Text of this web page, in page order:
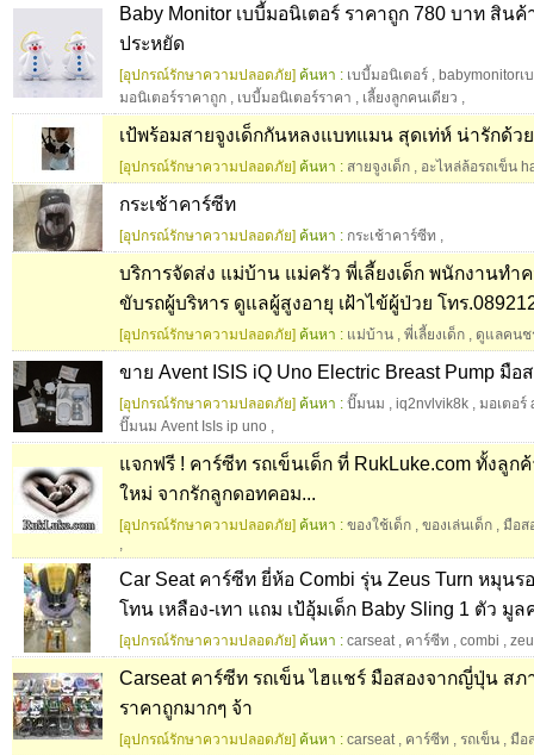
Baby Monitor เบบี้มอนิเตอร์ ราคาถูก 780 บาท สินค้
ประหยัด
[อุปกรณ์รักษาความปลอดภัย] ค้นหา : เบบี้มอนิเตอร์ , babymonitorเ
มอนิเตอร์ราคาถูก , เบบี้มอนิเตอร์ราคา , เลี้ยงลูกคนเดียว ,
เป้พร้อมสายจูงเด็กกันหลงแบทแมน สุดเท่ห์ น่ารักด้ว
[อุปกรณ์รักษาความปลอดภัย] ค้นหา : สายจูงเด็ก , อะไหล่ล้อรถเข็น
กระเช้าคาร์ซีท
[อุปกรณ์รักษาความปลอดภัย] ค้นหา : กระเช้าคาร์ซีท ,
บริการจัดส่ง แม่บ้าน แม่ครัว พี่เลี้ยงเด็ก พนักงานทำ
ขับรถผู้บริหาร ดูแลผู้สูงอายุ เฝ้าไข้ผู้ป่วย โทร
[อุปกรณ์รักษาความปลอดภัย] ค้นหา : แม่บ้าน , พี่เลี้ยงเด็ก , ดูแลคนช
ขาย Avent ISIS iQ Uno Electric Breast Pump มือ
[อุปกรณ์รักษาความปลอดภัย] ค้นหา : ปั๊มนม , iq2nvlvik8k , มอเตอร์
ปั๊มนม Avent IsIs ip uno ,
แจกฟรี ! คาร์ซีท รถเข็นเด็ก ที่ RukLuke.com ทั้งลูก
ใหม่ จากรักลูกดอทคอม...
[อุปกรณ์รักษาความปลอดภัย] ค้นหา : ของใช้เด็ก , ของเล่นเด็ก , มือส
,
Car Seat คาร์ซีท ยี่ห้อ Combi รุ่น Zeus Turn หมุนร
โทน เหลือง-เทา แถม เป้อุ้มเด็ก Baby Sling 1 ตัว มู
[อุปกรณ์รักษาความปลอดภัย] ค้นหา : carseat, คาร์ซีท , combi ,
Carseat คาร์ซีท รถเข็น ไฮแชร์ มือสองจากญี่ปุ่น สภ
ราคาถูกมากๆ จ้า
[อุปกรณ์รักษาความปลอดภัย] ค้นหา : carseat, คาร์ซีท , รถเข็น , มือ